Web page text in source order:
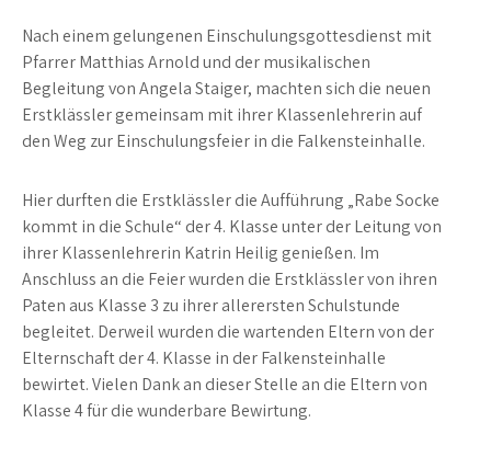
Nach einem gelungenen Einschulungsgottesdienst mit
Pfarrer Matthias Arnold und der musikalischen
Begleitung von Angela Staiger, machten sich die neuen
Erstklässler gemeinsam mit ihrer Klassenlehrerin auf
den Weg zur Einschulungsfeier in die Falkensteinhalle.
Hier durften die Erstklässler die Aufführung „Rabe Socke
kommt in die Schule“ der 4. Klasse unter der Leitung von
ihrer Klassenlehrerin Katrin Heilig genießen. Im
Anschluss an die Feier wurden die Erstklässler von ihren
Paten aus Klasse 3 zu ihrer allerersten Schulstunde
begleitet. Derweil wurden die wartenden Eltern von der
Elternschaft der 4. Klasse in der Falkensteinhalle
bewirtet. Vielen Dank an dieser Stelle an die Eltern von
Klasse 4 für die wunderbare Bewirtung.